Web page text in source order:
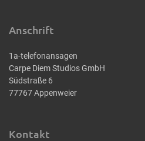
Anschrift
1a-telefonansagen
Carpe Diem Studios GmbH
Südstraße 6
77767 Appenweier
Kontakt